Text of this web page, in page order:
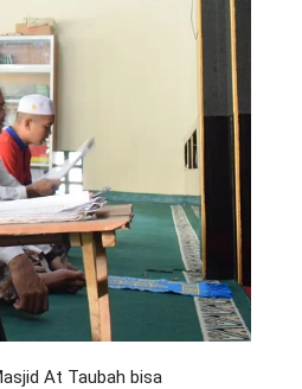
At Taubah bisa